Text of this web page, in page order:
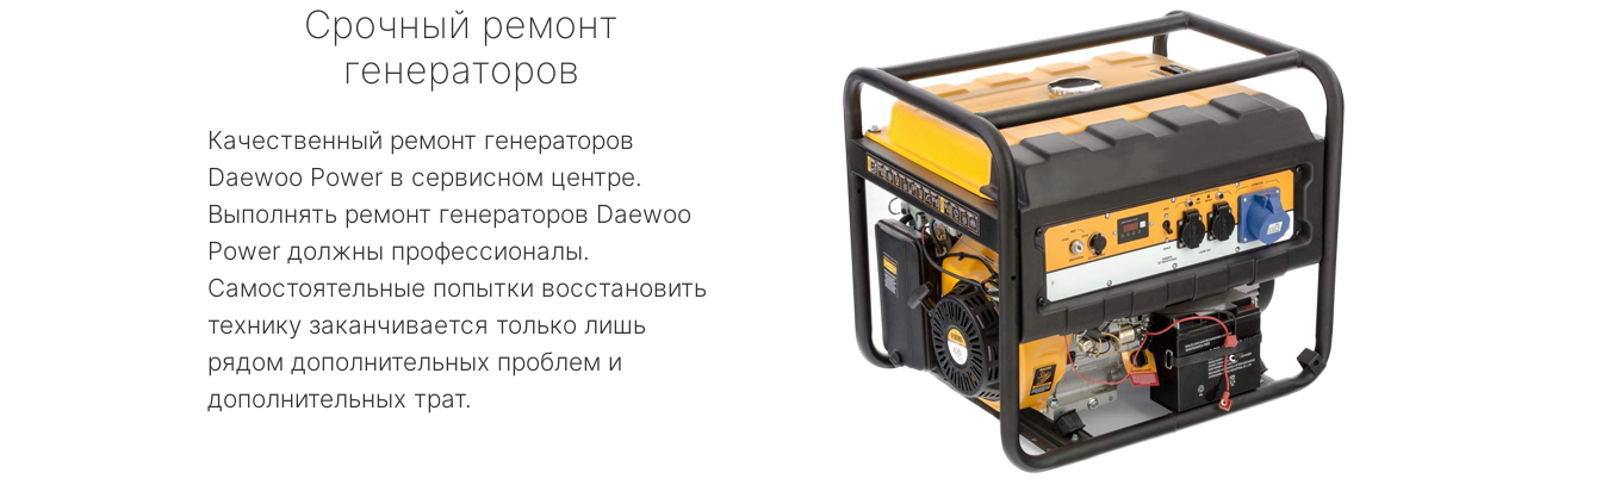
Срочный ремонт
генераторов
Качественный ремонт генераторов
Daewoo Power в сервисном центре.
Выполнять ремонт генераторов Daewoo
Power должны профессионалы.
Самостоятельные попытки восстановить
технику заканчивается только лишь
рядом дополнительных проблем и
дополнительных трат.